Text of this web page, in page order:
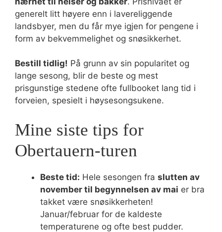
generelt litt høyere enn i lavereliggende
landsbyer, men du får mye igjen for pengene i
form av bekvemmelighet og snøsikkerhet.
Bestill tidlig! På grunn av sin popularitet og
lange sesong, blir de beste og mest
prisgunstige stedene ofte fullbooket lang tid i
forveien, spesielt i høysesongsukene.
Mine siste tips for
Obertauern-turen
Beste tid: Hele sesongen fra slutten av
november til begynnelsen av mai er bra
takket være snøsikkerheten!
Januar/februar for de kaldeste
temperaturene og ofte best pudder.